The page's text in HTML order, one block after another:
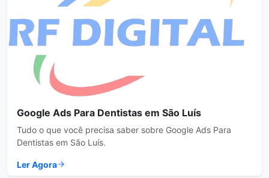
Google Ads Para Dentistas em São Luís
Tudo o que você precisa saber sobre Google Ads Para
Dentistas em São Luís.
Ler Agora